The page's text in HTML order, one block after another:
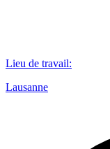
Lieu de travail:
Lausanne